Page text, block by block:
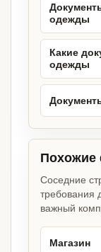
одежды
Какие
одежды
Похожие
Соседние
требования
важный
Магазин